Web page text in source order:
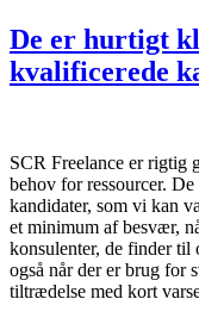
De er hurtigt
kvalificerede
SCR Freelance er rigtig
behov for ressourcer.
kandidater, som vi kan
et minimum af besvær,
konsulenter, de finder til
også når der er brug for
tiltrædelse med kort